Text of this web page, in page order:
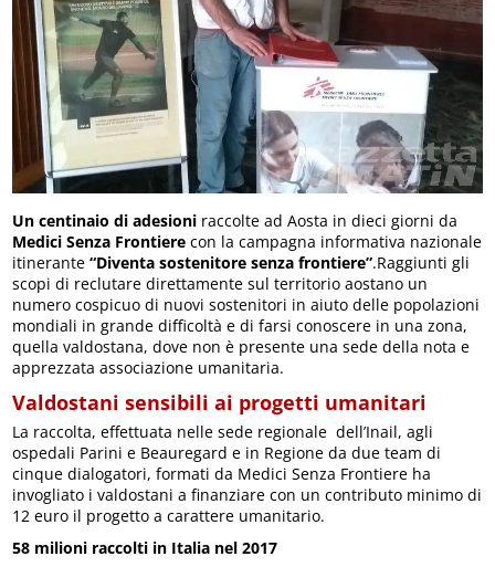
Un centinaio di adesioni raccolte ad Aosta in dieci giorni da
Medici Senza Frontiere con la campagna informativa nazionale
itinerante“Diventa sostenitore senza frontiere”.Raggiunti gli
scopi di reclutare direttamente sul territorio aostano un
numero cospicuo di nuovi sostenitori in aiuto delle popolazioni
mondiali in grande difficoltà e di farsi conoscere in una zona,
quella valdostana, dove non è presente una sede della nota e
apprezzata associazione umanitaria.
Valdostani sensibili ai progetti umanitari
La raccolta, effettuata nelle sede regionale dell’Inail, agli
ospedali Parini e Beauregard e in Regione da due team di
cinque dialogatori, formati da Medici Senza Frontiere ha
invogliato i valdostani a finanziare con un contributo minimo di
12 euro il progetto a carattere umanitario.
58 milioni raccolti in Italia nel 2017